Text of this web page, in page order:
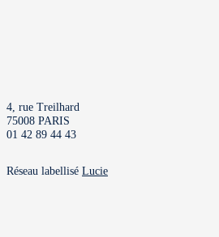
4, rue Treilhard
75008 PARIS
01 42 89 44 43
Réseau labellisé Lucie